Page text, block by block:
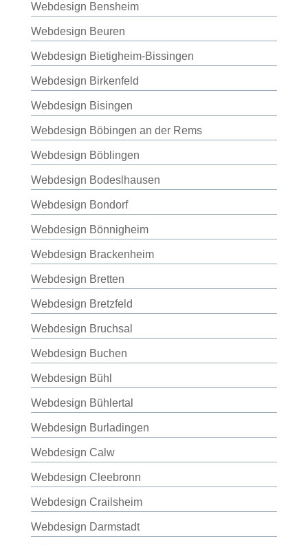
Webdesign Bensheim
Webdesign Beuren
Webdesign Bietigheim-Bissingen
Webdesign Birkenfeld
Webdesign Bisingen
Webdesign Böbingen an der Rems
Webdesign Böblingen
Webdesign Bodeslhausen
Webdesign Bondorf
Webdesign Bönnigheim
Webdesign Brackenheim
Webdesign Bretten
Webdesign Bretzfeld
Webdesign Bruchsal
Webdesign Buchen
Webdesign Bühl
Webdesign Bühlertal
Webdesign Burladingen
Webdesign Calw
Webdesign Cleebronn
Webdesign Crailsheim
Webdesign Darmstadt